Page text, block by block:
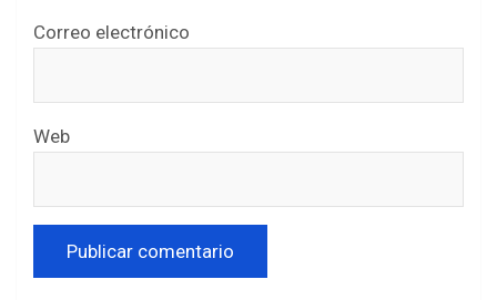
Correo electrónico
Web